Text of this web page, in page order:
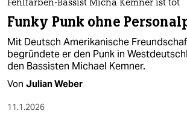
verlag
verlag
veranstaltungen
shop
fragen & hilfe
Fehlfarben-Bassist Micha Kemner ist tot
Funky Punk ohne
Mit Deutsch Amerikanische
begründete er den Punk in
den Bassisten Michael Kemner.
Von Julian Weber
11.1.2026